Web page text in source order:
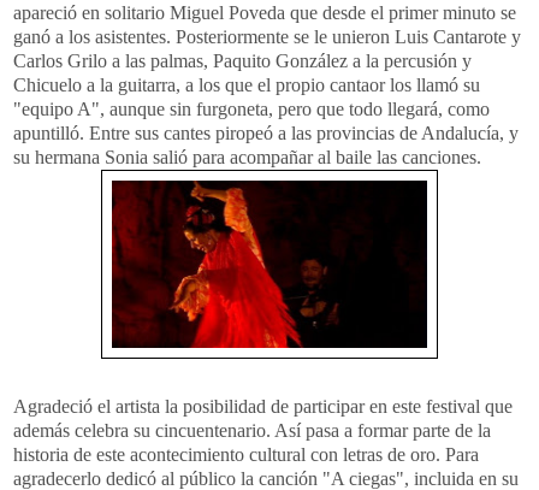
apareció en solitario Miguel Poveda que desde el primer minuto se
ganó a los asistentes. Posteriormente se le unieron Luis Cantarote y
Carlos Grilo a las palmas, Paquito González a la percusión y
Chicuelo a la guitarra, a los que el propio cantaorlos llamó su
"equipo A", aunque sin furgoneta, pero que todo llegará, como
apuntilló. Entre sus cantes piropeó a las provincias de Andalucía, y
su hermana Sonia salió para acompañar al baile las canciones.
Agradeció el artista la posibilidad de participar en este festival que
además celebra su cincuentenario. Así pasa a formar parte de la
historia de este acontecimiento cultural con letras de oro. Para
agradecerlo dedicó al público la canción "A ciegas", incluida en su